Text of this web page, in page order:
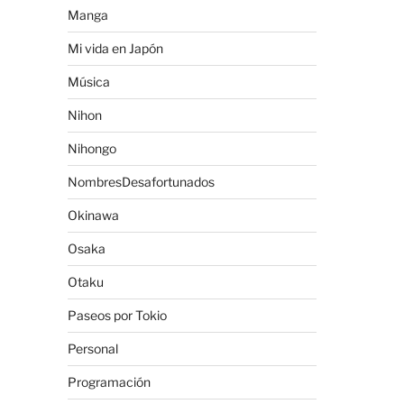
Manga
Mi vida en Japón
Música
Nihon
Nihongo
NombresDesafortunados
Okinawa
Osaka
Otaku
Paseos por Tokio
Personal
Programación